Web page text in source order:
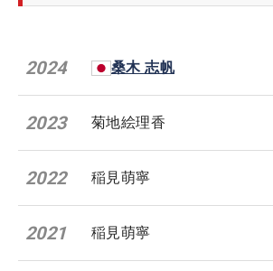
2024 桑木 志帆
2023 菊地絵理香
2022 稲見萌寧
2021 稲見萌寧